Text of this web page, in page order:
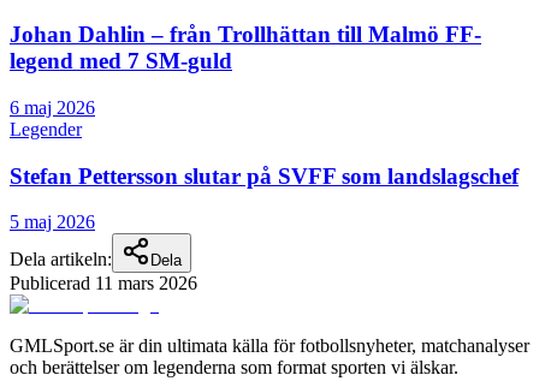
Johan Dahlin – från Trollhättan till Malmö FF-
legend med 7 SM-guld
6 maj 2026
Legender
Stefan Pettersson slutar på SVFF som landslagschef
5 maj 2026
Dela artikeln:
Dela
Publicerad 11 mars 2026
GMLSport.se är din ultimata källa för fotbollsnyheter, matchanalyser
och berättelser om legenderna som format sporten vi älskar.